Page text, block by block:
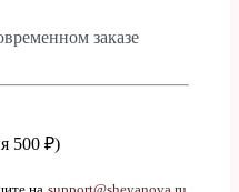
заказе
500 ₽)